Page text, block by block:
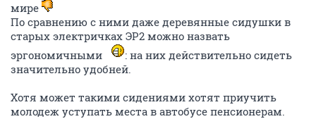
мире
По сравнению с ними даже деревянные сидушки в
старых электричках ЭР2 можно назвать
эргономичными
: на них действительно сидеть
значительно удобней.
Хотя может такими сидениями хотят приучить
молодеж уступать места в автобусе пенсионерам.